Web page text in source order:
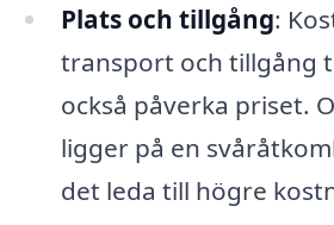
Plats och tillgång:
transport och tillgång
också påverka priset.
ligger på en
det leda till högre